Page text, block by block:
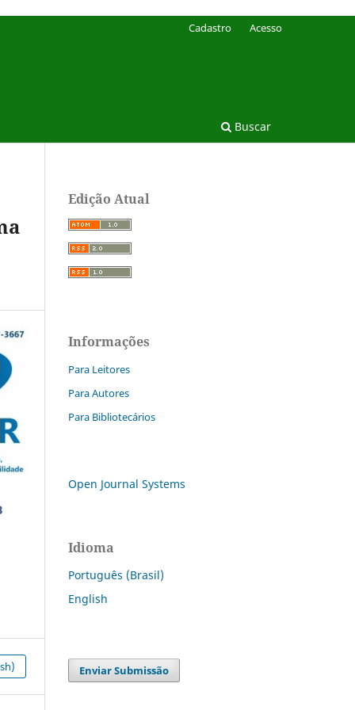
Buscar
Cadastro Acesso
Edição Atual
Informações
Para Leitores
Para Autores
Para Bibliotecários
Open Journal Systems
Idioma
Português (Brasil)
English
Enviar Submissão